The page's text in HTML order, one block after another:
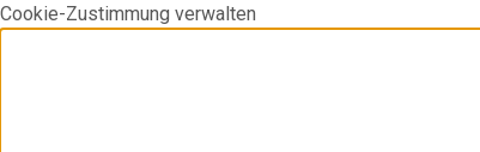
Cookie-Zustimmung verwalten